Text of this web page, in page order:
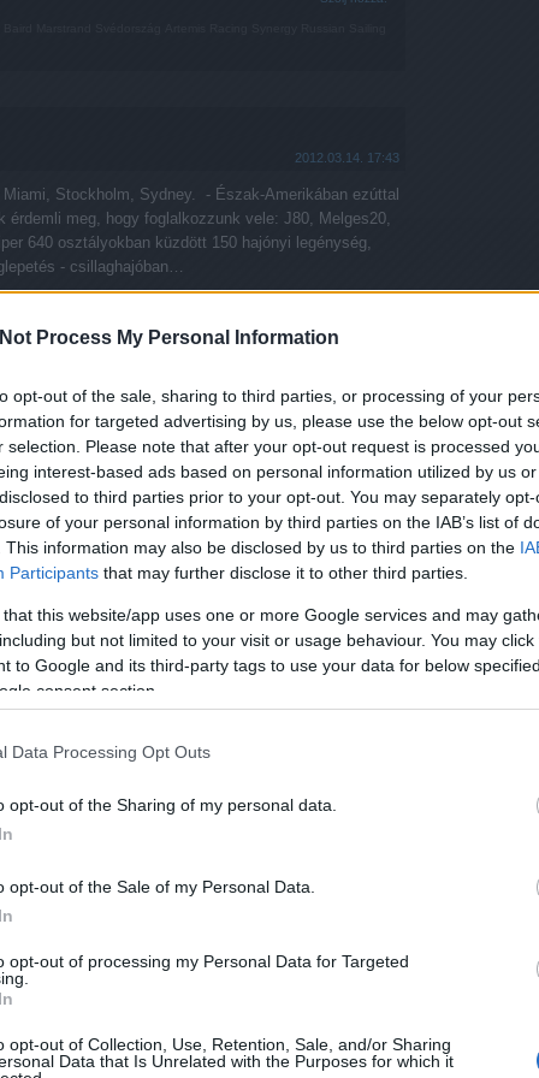
Process My Personal Information
opt-out of the sale, sharing to third parties, or processing of your
for targeted advertising by us, please use the below opt-out
selection. Please note that after your opt-out request is processed
interest-based ads based on personal information utilized by us
to third parties prior to your opt-out. You may separately
of your personal information by third parties on the IAB’s list of
This information may also be disclosed by us to third parties on the
Participants that may further disclose it to other third parties.
that this website/app uses one or more Google services and may
but not limited to your visit or usage behaviour. You may
to Google and its third-party tags to use your data for below
consent section.
Data Processing Opt Outs
opt-out of the Sharing of my personal data.
opt-out of the Sale of my Personal Data.
opt-out of processing my Personal Data for Targeted
opt-out of Collection, Use, Retention, Sale, and/or Sharing
Data that Is Unrelated with the Purposes for which it
2012.03.14. 17:43
Miami, Stockholm, Sydney. - Észak-Amerikában ezúttal
érdemli meg, hogy foglalkozzunk vele: J80, Melges20,
640 osztályokban küzdött 150 hajónyi legénység,
- csillaghajóban…
Tetszik
Szólj hozzá!
2011.09.01. 14:23
oldal munkatársa Rob Weilandot, a TP52-es osztály
kapta mikrofonvégre Cartagena-ban, az Audi
járunk. Hogy állnak most a dolgok? RW:…
Tetszik 0
Spanyolország Volvo Ocean Race Farr40 RC44 Dean Barker
TP52 Audi MedCup Bribón Soto40 Cascais
Cartagena